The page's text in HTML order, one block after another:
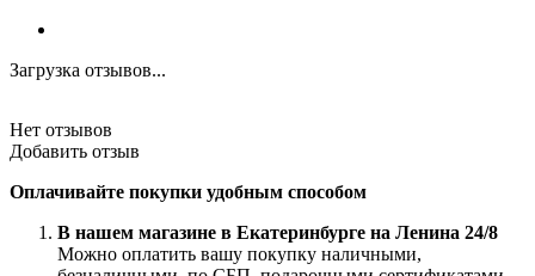
Загрузка отзывов...
Нет отзывов
Добавить отзыв
Оплачивайте покупки удобным способом
В нашем магазине в Екатеринбурге на Ленина 24/8
Можно оплатить вашу покупку наличными,